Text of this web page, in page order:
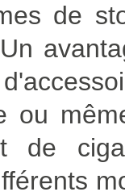
de
ou
de